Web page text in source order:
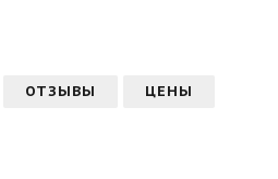
ОТЗЫВЫ ЦЕНЫ